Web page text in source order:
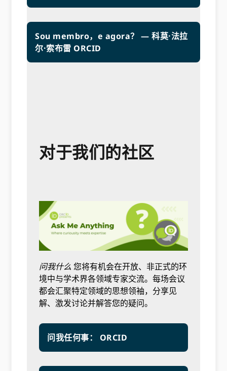
Sou membro，e agora？ — 科莫·法拉
尔·索布雷 ORCID
对于我们的社区
问我什么您将有机会在开放、非正式的环
境中与学术界各领域专家交流。每场会议
都会汇聚特定领域的思想领袖，分享见
解、激发讨论并解答您的疑问。
问我任何事： ORCID